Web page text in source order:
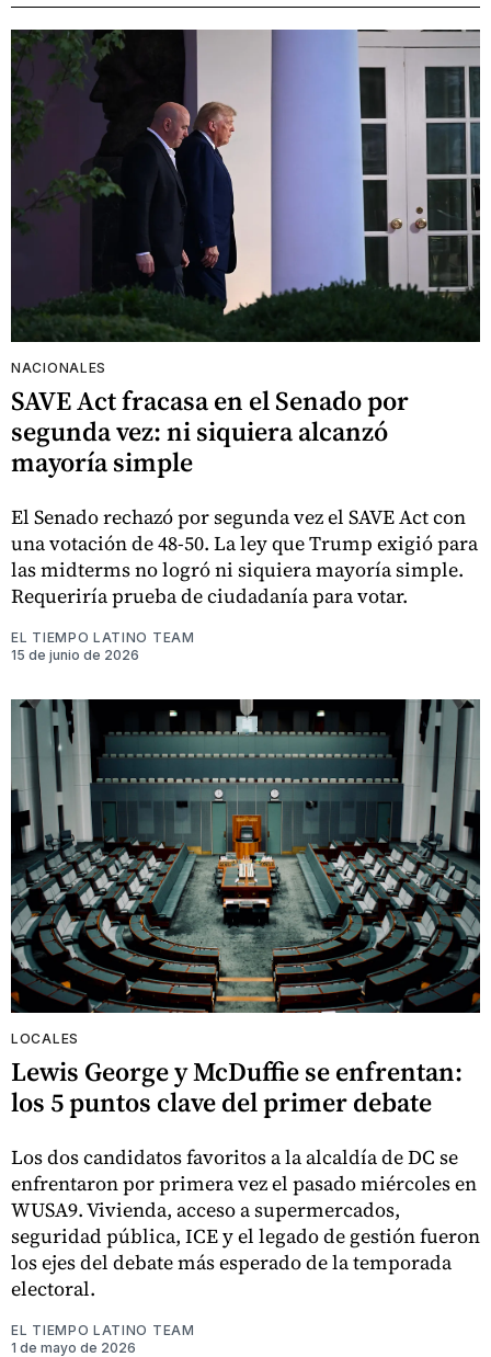
NACIONALES
SAVE Act fracasa en el Senado por
segunda vez: ni siquiera alcanzó
mayoría simple
El Senado rechazó por segunda vez el SAVE Act con
una votación de 48-50. La ley que Trump exigió para
las midterms no logró ni siquiera mayoría simple.
Requeriría prueba de ciudadanía para votar.
EL TIEMPO LATINO TEAM
15 de junio de 2026
LOCALES
Lewis George y McDuffie se enfrentan:
los 5 puntos clave del primer debate
Los dos candidatos favoritos a la alcaldía de DC se
enfrentaron por primera vez el pasado miércoles en
WUSA9. Vivienda, acceso a supermercados,
seguridad pública, ICE y el legado de gestión fueron
los ejes del debate más esperado de la temporada
electoral.
EL TIEMPO LATINO TEAM
1 de mayo de 2026